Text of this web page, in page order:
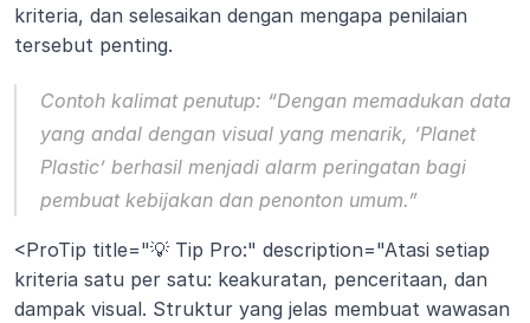
kriteria, dan selesaikan dengan mengapa penilaian
tersebut penting.
Contoh kalimat penutup: “Dengan memadukan data
yang andal dengan visual yang menarik, ‘Planet
Plastic’ berhasil menjadi alarm peringatan bagi
pembuat kebijakan dan penonton umum.”
<ProTip title="💡 Tip Pro:" description="Atasi setiap
kriteria satu per satu: keakuratan, penceritaan, dan
dampak visual. Struktur yang jelas membuat wawasan